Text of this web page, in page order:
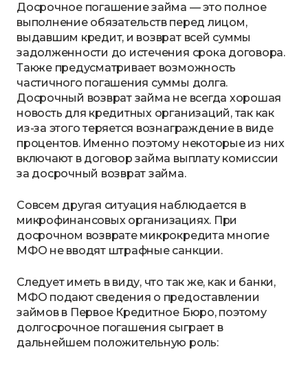
Досрочное погашение займа — это полное
выполнение обязательств перед лицом,
выдавшим кредит, и возврат всей суммы
задолженности до истечения срока договора.
Также предусматривает возможность
частичного погашения суммы долга.
Досрочный возврат займа не всегда хорошая
новость для кредитных организаций, так как
из-за этого теряется вознаграждение в виде
процентов. Именно поэтому некоторые из них
включают в договор займа выплату комиссии
за досрочный возврат займа.
Совсем другая ситуация наблюдается в
микрофинансовых организациях. При
досрочном возврате микрокредита многие
МФО не вводят штрафные санкции.
Следует иметь в виду, что так же, как и банки,
МФО подают сведения о предоставлении
займов в Первое Кредитное Бюро, поэтому
долгосрочное погашения сыграет в
дальнейшем положительную роль: